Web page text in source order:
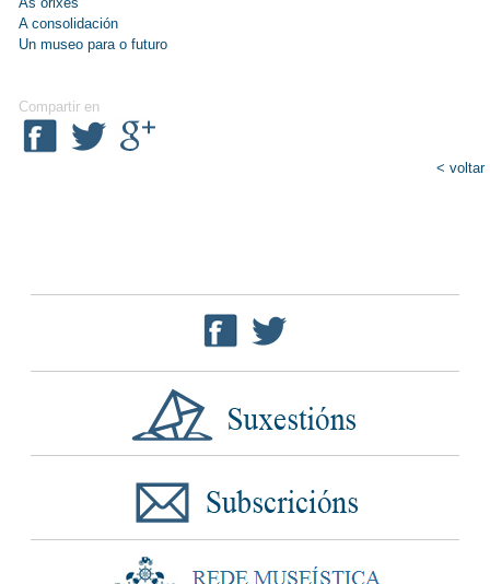
A consolidación
Un museo para o futuro
Compartir en
< voltar